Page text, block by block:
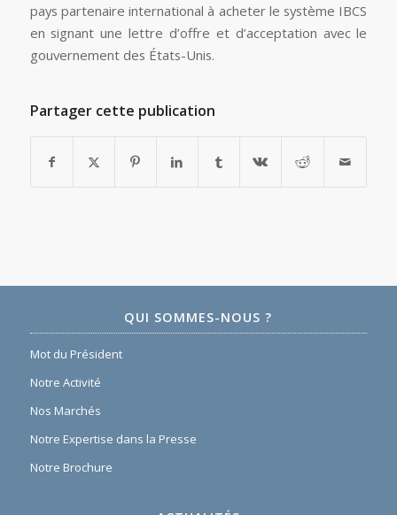
pays partenaire international à acheter le système IBCS
en signant une lettre d’offre et d’acceptation avec le
gouvernement des États-Unis.
Partager cette publication
QUI SOMMES-NOUS ?
Mot du Président
Notre Activité
Nos Marchés
Notre Expertise dans la Presse
Notre Brochure